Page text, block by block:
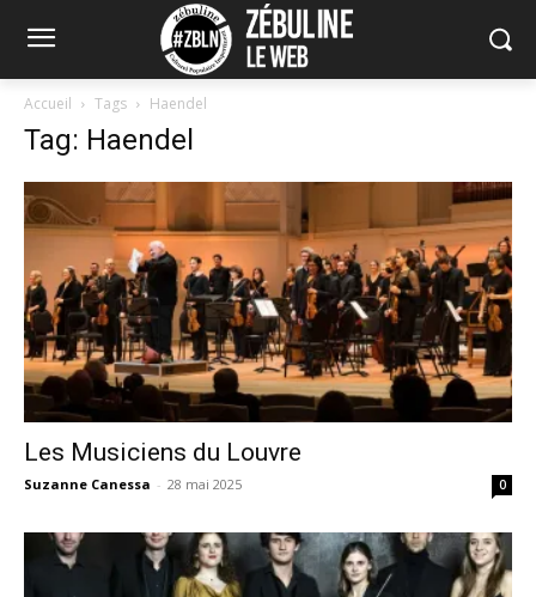
Accueil Tags Haendel
Tag: Haendel
Les Musiciens du Louvre
Suzanne Canessa - 28 mai 2025 0